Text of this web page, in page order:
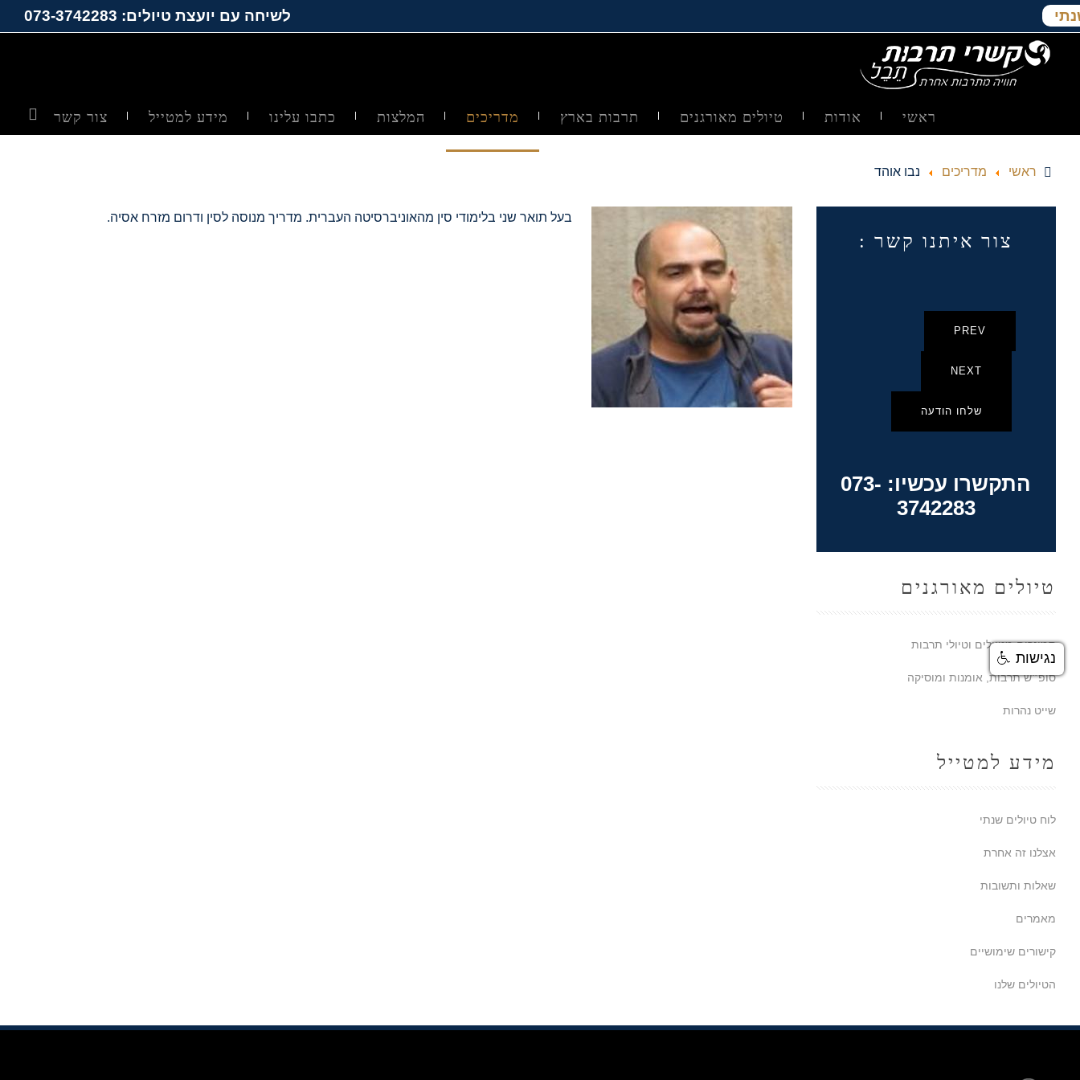
לשיחה עם יועצת טיולים: 073-3742283
ראשי אודות טיולים מאורגנים תרבות בארץ מדריכים המלצות כתבו עלינו מידע למטייל צור קשר
ראשי מדריכים נבו אוהד
בעל תואר שני בלימודי סין מהאוניברסיטה העברית. מדריך מנוסה לסין ודרום מזרח אסיה.
צור איתנו קשר :
PREV
NEXT
שלחו הודעה
התקשרו עכשיו: 073-
3742283
טיולים מאורגנים
סמינרים מטיילים וטיולי תרבות
סופ״ש תרבות, אומנות ומוסיקה
שייט נהרות
מידע למטייל
לוח טיולים שנתי
אצלנו זה אחרת
שאלות ותשובות
מאמרים
קישורים שימושיים
הטיולים שלנו
נגישות